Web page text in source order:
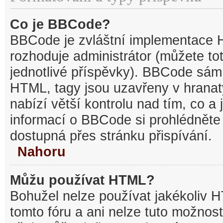
Co je BBCode?
BBCode je zvláštní implementace
rozhoduje administrátor (můžete
jednotlivé příspěvky). BBCode
HTML, tagy jsou uzavřeny v
nabízí větší kontrolu nad tím, co a
informací o BBCode si
dostupná přes stránku přispívání.
Nahoru
Můžu používat HTML?
Bohužel nelze používat jakékoliv
tomto fóru a ani nelze tuto